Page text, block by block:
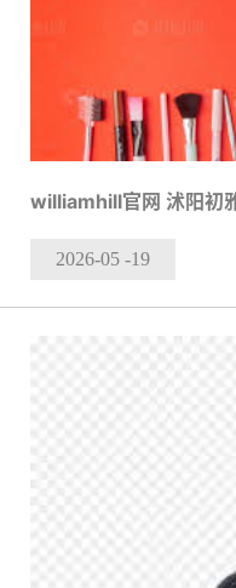
williamhill官网 沭阳初
2026-05 -19